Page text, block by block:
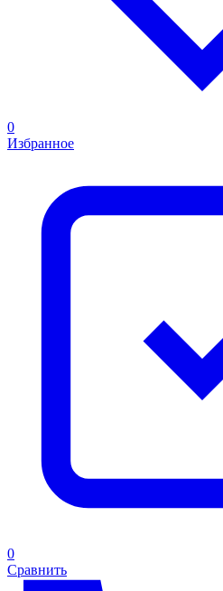
0
Избранное
0
Сравнить